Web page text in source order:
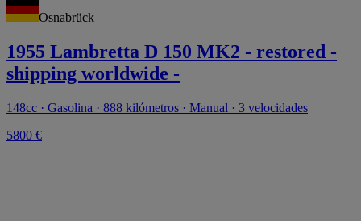
Osnabrück
1955 Lambretta D 150 MK2 - restored -
shipping worldwide -
148cc · Gasolina · 888 kilómetros · Manual · 3 velocidades
5800 €